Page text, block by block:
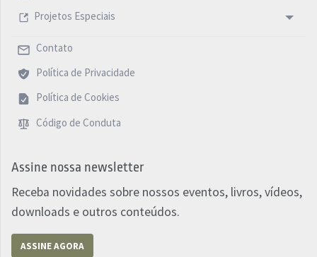
Projetos Especiais
Contato
Política de Privacidade
Política de Cookies
Código de Conduta
Assine nossa newsletter
Receba novidades sobre nossos eventos, livros, vídeos,
downloads e outros conteúdos.
ASSINE AGORA